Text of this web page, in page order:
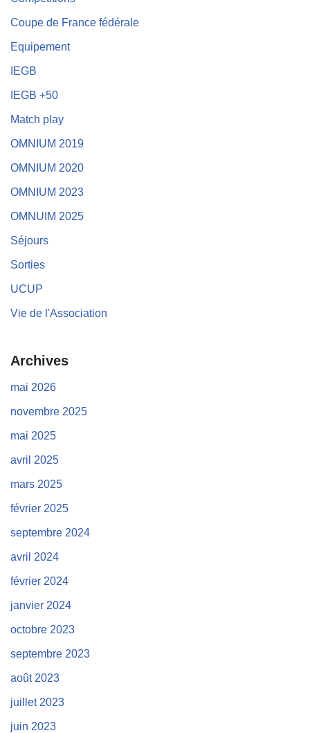
Coupe de France fédérale
Equipement
IEGB
IEGB +50
Match play
OMNIUM 2019
OMNIUM 2020
OMNIUM 2023
OMNUIM 2025
Séjours
Sorties
UCUP
Vie de l'Association
Archives
mai 2026
novembre 2025
mai 2025
avril 2025
mars 2025
février 2025
septembre 2024
avril 2024
février 2024
janvier 2024
octobre 2023
septembre 2023
août 2023
juillet 2023
juin 2023